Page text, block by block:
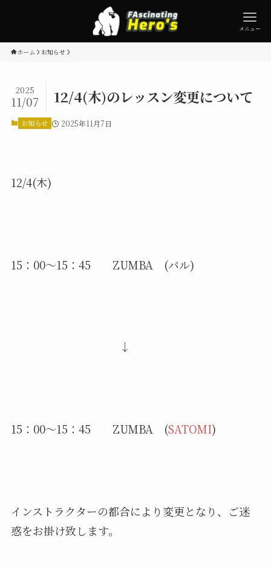
メニュー
ホーム お知らせ
12/4(木)のレッスン変更について
2025
11/07
お知らせ 2025年11月7日
12/4(木)
15：00～15：45 ZUMBA (バル)
↓
15：00～15：45 ZUMBA (SATOMI)
インストラクターの都合により変更となり、ご迷
惑をお掛け致します。